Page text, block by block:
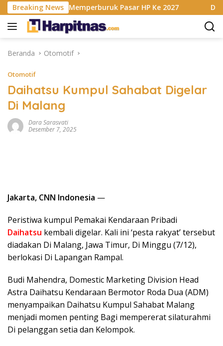
Langsung
ke
konten
Breaking NewsMemperburuk Pasar HP Ke 2027 Dapur
Beranda Otomotif
Otomotif
Daihatsu Kumpul Sahabat Digelar
Di Malang
Dara Sarasvati
Desember 7, 2025
Jakarta, CNN Indonesia —
Peristiwa kumpul Pemakai Kendaraan Pribadi
Daihatsu kembali digelar. Kali ini ‘pesta rakyat’ tersebut
diadakan Di Malang, Jawa Timur, Di Minggu (7/12),
berlokasi Di Lapangan Rampal.
Budi Mahendra, Domestic Marketing Division Head
Astra Daihatsu Kendaraan Bermotor Roda Dua (ADM)
menyampaikan Daihatsu Kumpul Sahabat Malang
menjadi momen penting Bagi mempererat silaturahmi
Di pelanggan setia dan Kelompok.